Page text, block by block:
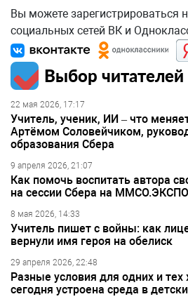
Вы можете зарегистрироваться
социальных сетей ВК и
Выбор читателей
22 мая 2026, 17:17
Учитель, ученик, ИИ – что
Артёмом Соловейчиком,
образования Сбера
9 апреля 2026, 21:07
Как помочь воспитать автора
на сессии Сбера на
8 мая 2026, 14:33
Учитель пишет с войны: как
вернули имя героя на обелиск
29 апреля 2026, 22:48
Разные условия для одних и
сегодня устроена среда в